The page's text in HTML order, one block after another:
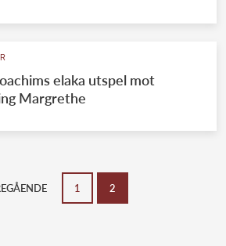
elaka utspel mot
Margrethe
1 2